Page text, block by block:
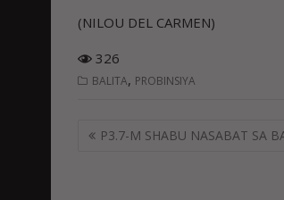
(NILOU DEL CARMEN)
326
BALITA, PROBINSIYA
Post
P3.7-M SHABU NASABAT SA